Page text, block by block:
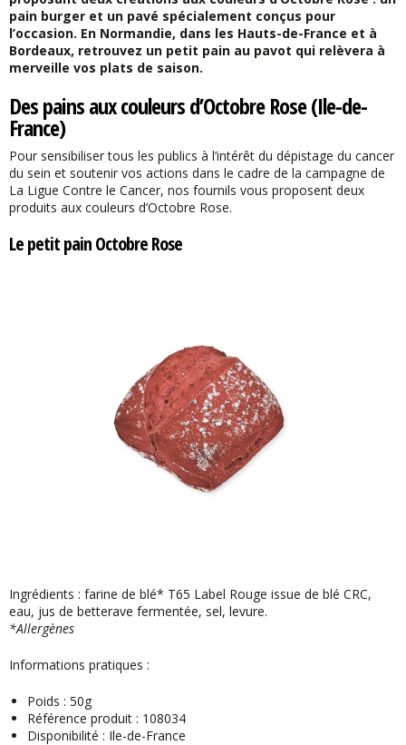
pain burger et un pavé spécialement conçus pour
l’occasion. En Normandie, dans les Hauts-de-France et à
Bordeaux, retrouvez un petit pain au pavot qui relèvera à
merveille vos plats de saison.
Des pains aux couleurs d’Octobre Rose (Ile-de-
France)
Pour sensibiliser tous les publics à l’intérêt du dépistage du cancer
du sein et soutenir vos actions dans le cadre de la campagne de
La Ligue Contre le Cancer, nos fournils vous proposent deux
produits aux couleurs d’Octobre Rose.
Le petit pain Octobre Rose
Ingrédients : farine de blé* T65 Label Rouge issue de blé CRC,
eau, jus de betterave fermentée, sel, levure.
*Allergènes
Informations pratiques :
Poids : 50g
Référence produit : 108034
Disponibilité : Ile-de-France